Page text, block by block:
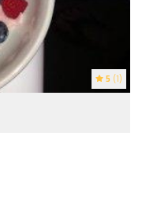
5 (1)